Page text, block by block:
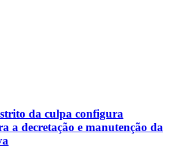
da culpa configura
a decretação e manutenção da